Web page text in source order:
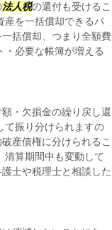
法人税の還付も受けるこ
産を一括償却できるパ
括償却、つまり全額費
・必要な帳簿が増える
・欠損金の繰り戻し還
て振り分けられますの
産債権に分けられるこ
清算期間中も変動して
士や税理士と相談した